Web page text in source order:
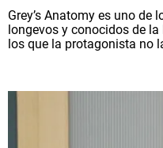
Grey’s Anatomy es uno de
longevos y conocidos de
los que la protagonista no